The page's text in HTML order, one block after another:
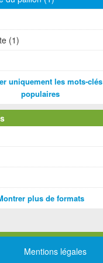
(1)
uniquement les mots-clés
populaires
plus de formats
Mentions légales